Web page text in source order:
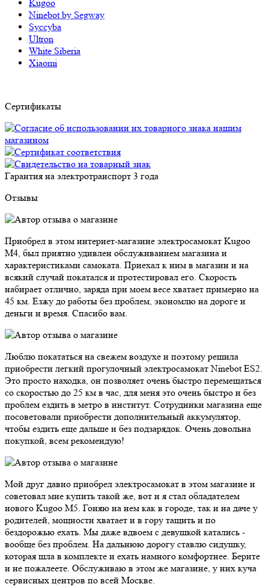
Kugoo
Ninebot by Segway
Syccyba
Ultron
White Siberia
Xiaomi
Сертификаты
Гарантия на электротранспорт 3 года
Отзывы
Приобрел в этом интернет-магазине электросамокат Kugoo
M4, был приятно удивлен обслуживанием магазина и
характеристиками самоката. Приехал к ним в магазин и на
всякий случай покатался и протестировал его. Скорость
набирает отлично, заряда при моем весе хватает примерно на
45 км. Езжу до работы без проблем, экономлю на дороге и
деньги и время. Спасибо вам.
Люблю покататься на свежем воздухе и поэтому решила
приобрести легкий прогулочный электросамокат Ninebot ES2.
Это просто находка, он позволяет очень быстро перемещаться
со скоростью до 25 км в час, для меня это очень быстро и без
проблем ездить в метро в институт. Сотрудники магазина еще
посоветовали приобрести дополнительный аккумулятор,
чтобы ездить еще дальше и без подзарядок. Очень довольна
покупкой, всем рекомендую!
Мой друг давно приобрел электросамокат в этом магазине и
советовал мне купить такой же, вот и я стал обладателем
нового Kugoo M5. Гоняю на нем как в городе, так и на даче у
родителей, мощности хватает и в гору тащить и по
бездорожью ехать. Мы даже вдвоем с девушкой катались -
вообще без проблем. На дальнюю дорогу ставлю сидушку,
которая шла в комплекте и ехать намного комфортнее. Берите
и не пожалеете. Обслуживаю в этом же магазине, у них куча
сервисных центров по всей Москве.